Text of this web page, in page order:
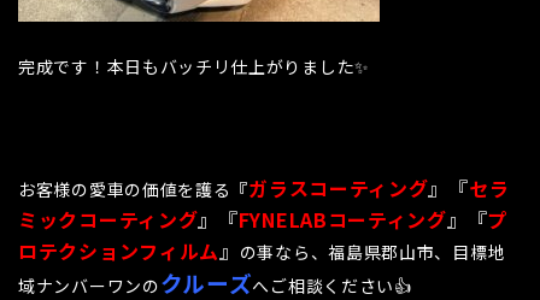
完成です！本日もバッチリ仕上がりました✨
お客様の愛車の価値を護る 『ガラスコーティング』『セラ
ミックコーティング』『FYNELABコーティング』『プ
ロテクションフィルム 』 の事なら、福島県郡山市、目標地
域ナンバーワンのクルーズへご相談ください👍